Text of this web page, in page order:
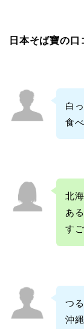
日本そば寶の口
白
食
北
あ
す
つ
沖